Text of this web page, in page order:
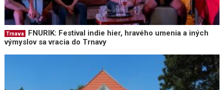
Trnava
FNURIK: Festival indie hier, hravého umenia a iných
výmyslov sa vracia do Trnavy